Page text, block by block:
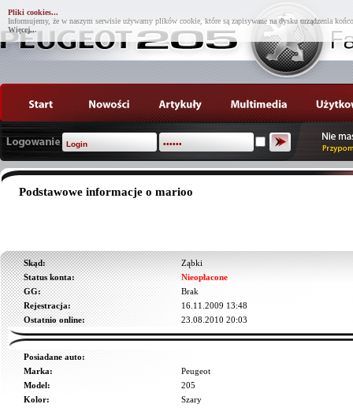
Pliki cookies...
Informujemy, że w naszym serwisie używamy plików cookie, które są zapisywane na dysku urządzenia
Więcej...
Podstawowe informacje o marioo
Skąd:
Ząbki
Status konta:
Nieopłacone
GG:
Brak
Rejestracja:
16.11.2009 13:48
Ostatnio online:
23.08.2010 20:03
Posiadane auto:
Marka:
Peugeot
Model:
205
Kolor:
Szary